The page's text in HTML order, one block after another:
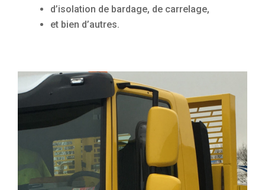
d’isolation de bardage, de carrelage,
et bien d’autres.